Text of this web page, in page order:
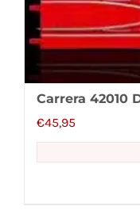
Carrera 42010
€45,95